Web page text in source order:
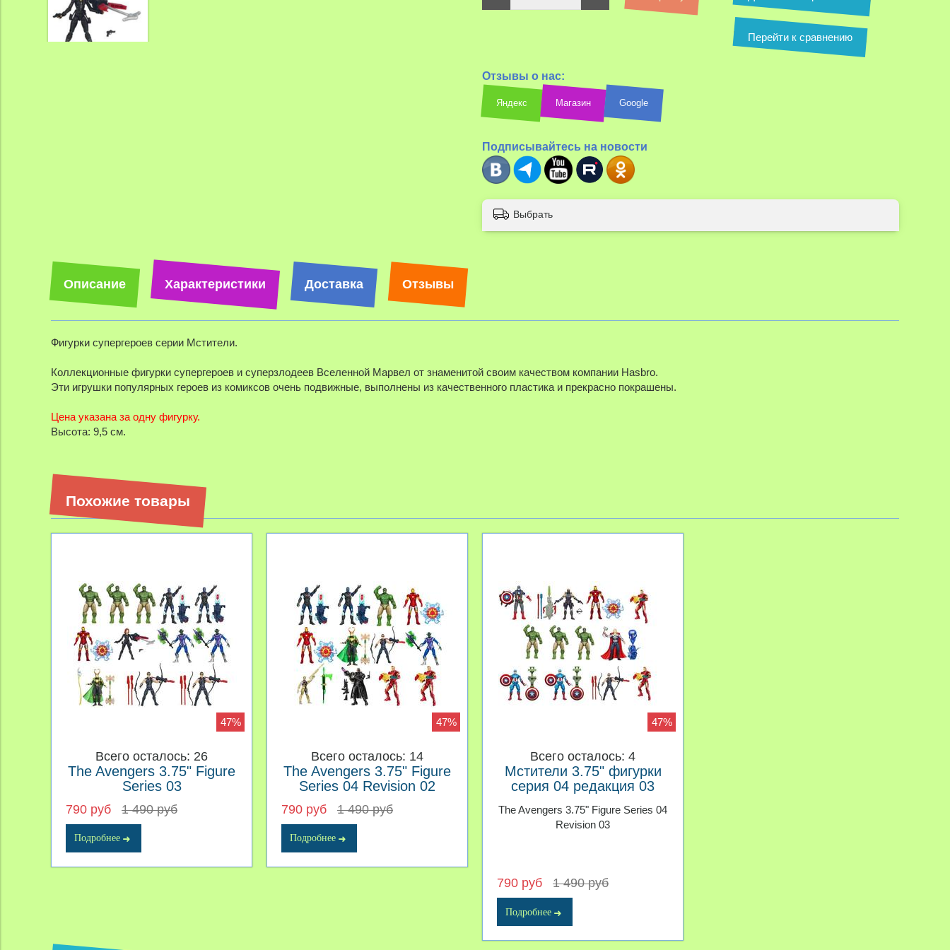
Перейти к сравнению
Отзывы о нас:
Яндекс Магазин Google
Подписывайтесь на новости
Выбрать
Описание Характеристики Доставка Отзывы
Фигурки супергероев серии Мстители.
Коллекционные фигурки супергероев и суперзлодеев Вселенной Марвел от знаменитой своим качеством компании Hasbro.
Эти игрушки популярных героев из комиксов очень подвижные, выполнены из качественного пластика и прекрасно покрашены.
Цена указана за одну фигурку.
Высота: 9,5 см.
Похожие товары
47%
Всего осталось: 26
The Avengers 3.75" Figure
Series 03
790 руб 1 490 руб
Подробнее
47%
Всего осталось: 14
The Avengers 3.75" Figure
Series 04 Revision 02
790 руб 1 490 руб
Подробнее
47%
Всего осталось: 4
Мстители 3.75" фигурки
серия 04 редакция 03
The Avengers 3.75" Figure Series 04
Revision 03
790 руб 1 490 руб
Подробнее